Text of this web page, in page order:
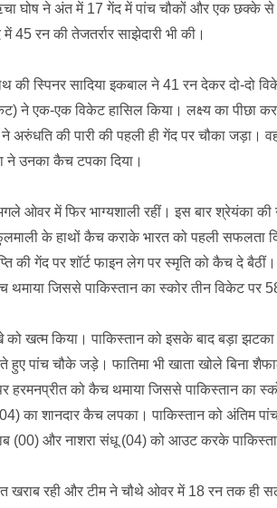
घोष ने अंत में 17 गेंद में पांच चौकों और एक छक्के
45 रन की तेजतर्रार साझेदारी भी की।
की स्पिनर सादिया इकबाल ने 41 रन देकर दो-दो
ने एक-एक विकेट हासिल किया। लक्ष्य का पीछा
की पारी की पहली ही गेंद पर चौका जड़ा।
ने उनका कैच टपका दिया।
ओवर में फिर भाग्यशाली रहीं। इस बार श्रेयंका
के हाथों कैच कराके भारत को पहली सफलता
की गेंद पर शॉर्ट फाइन लेग पर स्मृति को कैच दे
जिससे पाकिस्तान का स्कोर तीन विकेट पर
खत्म किया। पाकिस्तान को इसके बाद बड़ा
पांच चौके जड़े। फातिमा भी खाता खोले बिना
हरमनप्रीत को कैच थमाया जिससे पाकिस्तान का
का शानदार कैच लपका। पाकिस्तान को अंतिम
(00) और नाशरा संधू (04) को आउट करके
रही और टीम ने चौथे ओवर में 18 रन तक ही